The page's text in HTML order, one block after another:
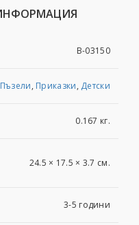
B-03150
Пъзели, Приказки, Детски
0.167 кг.
24.5 × 17.5 × 3.7 см.
3-5 години